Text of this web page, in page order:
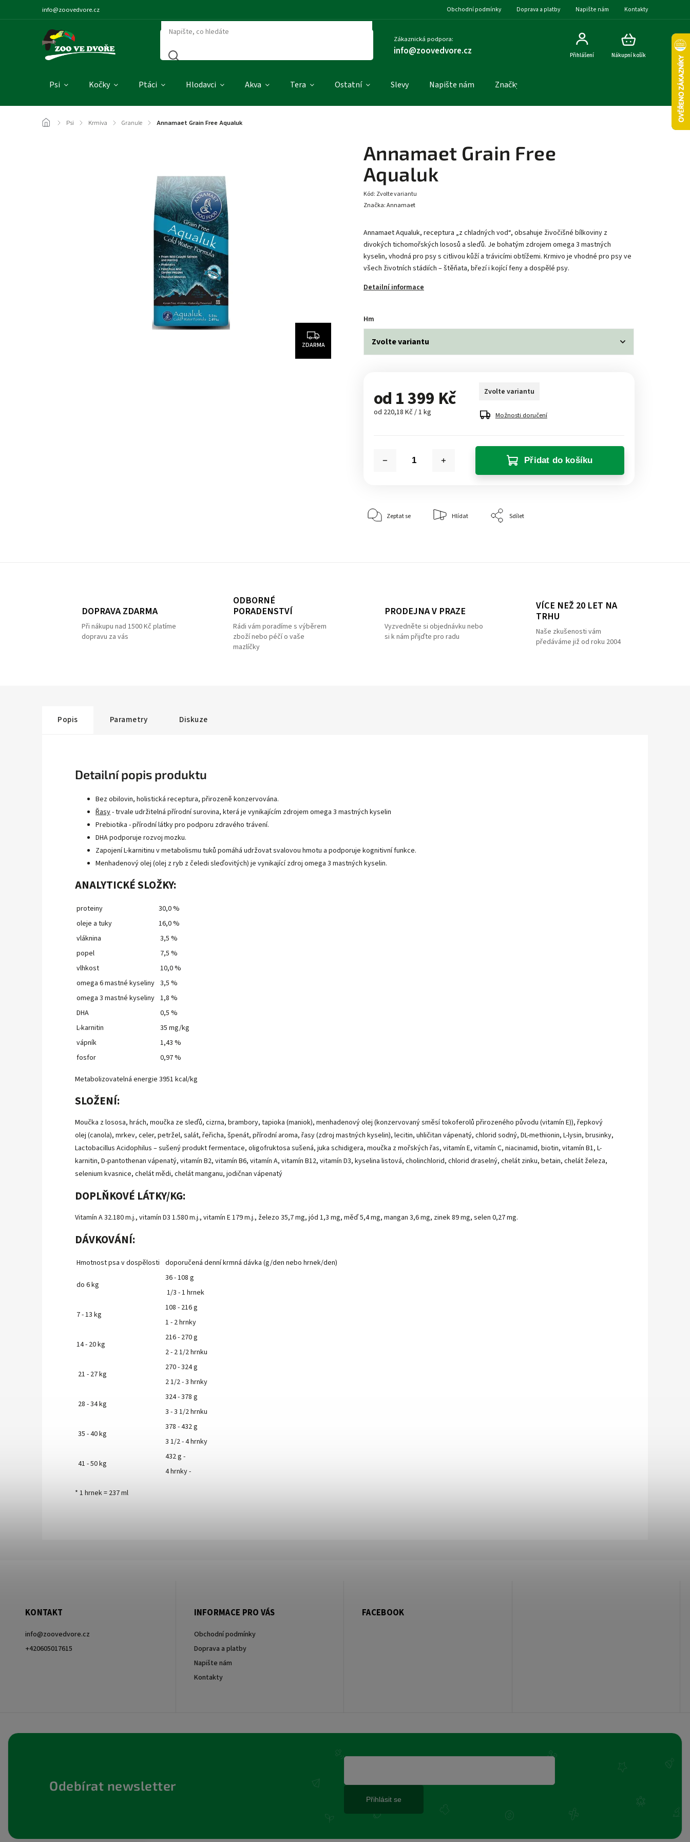
info@zoovedvore.cz Obchodní podmínky Doprava a platby Napište nám Kontakty
Zákaznická podpora:
info@zoovedvore.cz Nákupní košík
Přihlášení
Psi Kočky Ptáci Hlodavci Akva Tera Ostatní Slevy Napište nám Značky
/ Psi / Krmiva / Granule / Annamaet Grain Free Aqualuk
ZDARMA
Annamaet Grain Free
Aqualuk
Kód: Zvolte variantu
Annamaet Aqualuk, receptura „z chladných vod“, obsahuje živočišné bílkoviny z
divokých tichomořských lososů a sleďů. Je bohatým zdrojem omega 3 mastných
kyselin, vhodná pro psy s citlivou kůží a trávicími obtížemi. Krmivo je vhodné pro psy ve
všech životních stádiích – štěňata, březí i kojící feny a dospělé psy.
Detailní informace
Značka:Annamaet
Hm
od 1 399 Kč
od 220,18 Kč / 1 kg
Zvolte variantu
Možnosti doručení
Přidat do košíku
Zeptat se Hlídat Sdílet
DOPRAVA ZDARMA
Při nákupu nad 1500 Kč platíme
dopravu za vás
ODBORNÉ
PORADENSTVÍ
Rádi vám poradíme s výběrem
zboží nebo péčí o vaše
mazlíčky
PRODEJNA V PRAZE
Vyzvedněte si objednávku nebo
si k nám přijďte pro radu
VÍCE NEŽ 20 LET NA
TRHU
Naše zkušenosti vám
předáváme již od roku 2004
Popis Parametry Diskuze
Detailní popis produktu
Bez obilovin, holistická receptura, přirozeně konzervována.
Řasy- trvale udržitelná přírodní surovina, která je vynikajícím zdrojem omega 3 mastných kyselin
Prebiotika - přírodní látky pro podporu zdravého trávení.
DHA podporuje rozvoj mozku.
Zapojení L-karnitinu v metabolismu tuků pomáhá udržovat svalovou hmotu a podporuje kognitivní funkce.
Menhadenový olej (olej z ryb z čeledi sleďovitých) je vynikající zdroj omega 3 mastných kyselin.
ANALYTICKÉ SLOŽKY:
proteiny
30,0 %
oleje a tuky
16,0 %
vláknina
3,5 %
popel
7,5 %
vlhkost
10,0 %
omega 6 mastné kyseliny 3,5 %
omega 3 mastné kyseliny 1,8 %
DHA
0,5 %
L-karnitin
35 mg/kg
vápník
1,43 %
fosfor
0,97 %
Metabolizovatelná energie 3951 kcal/kg
SLOŽENÍ:
Moučka z lososa, hrách, moučka ze sleďů, cizrna, brambory, tapioka (maniok), menhadenový olej (konzervovaný směsí tokoferolů přirozeného původu (vitamín E)), řepkový
olej (canola), mrkev, celer, petržel, salát, řeřicha, špenát, přírodní aroma, řasy (zdroj mastných kyselin), lecitin, uhličitan vápenatý, chlorid sodný, DL-methionin, L-lysin, brusinky,
Lactobacillus Acidophilus – sušený produkt fermentace, oligofruktosa sušená, juka schidigera, moučka z mořských řas, vitamín E, vitamín C, niacinamid, biotin, vitamín B1, L-
karnitin, D-pantothenan vápenatý, vitamín B2, vitamín B6, vitamín A, vitamín B12, vitamín D3, kyselina listová, cholinchlorid, chlorid draselný, chelát zinku, betain, chelát železa,
selenium kvasnice, chelát mědi, chelát manganu, jodičnan vápenatý
DOPLŇKOVÉ LÁTKY/KG:
Vitamín A 32.180 m.j., vitamín D3 1.580 m.j., vitamín E 179 m.j., železo 35,7 mg, jód 1,3 mg, měď 5,4 mg, mangan 3,6 mg, zinek 89 mg, selen 0,27 mg.
DÁVKOVÁNÍ:
Hmotnost psa v dospělosti doporučená denní krmná dávka (g/den nebo hrnek/den)
do 6 kg
36 - 108 g
1/3 - 1 hrnek
7 - 13 kg
108 - 216 g
1 - 2 hrnky
14 - 20 kg
216 - 270 g
2 - 2 1/2 hrnku
21 - 27 kg
270 - 324 g
2 1/2 - 3 hrnky
28 - 34 kg
324 - 378 g
3 - 3 1/2 hrnku
35 - 40 kg
378 - 432 g
3 1/2 - 4 hrnky
41 - 50 kg
432 g -
4 hrnky -
* 1 hrnek = 237 ml
KONTAKT
info@zoovedvore.cz
+420605017615
INFORMACE PRO VÁS
Obchodní podmínky
Doprava a platby
Napište nám
Kontakty
Odebírat newsletter
Přihlásit se
FACEBOOK